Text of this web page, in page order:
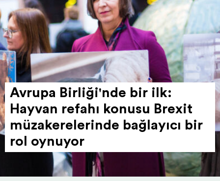
Avrupa Birliği'nde bir ilk:
Hayvan refahı konusu Brexit
müza­ke­re­lerinde bağlayıcı bir
rol oynuyor